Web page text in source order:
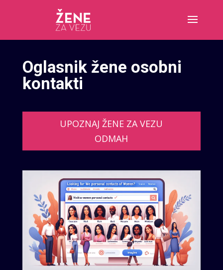
Oglasnik žene osobni
kontakti
UPOZNAJ ŽENE ZA VEZU
ODMAH